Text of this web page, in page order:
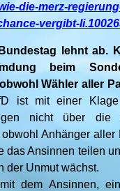
die-merz-
vergibt-
lehnt ab.
beim
Wähler aller
ist mit einer Klage
nicht über die
Anhänger aller
das Ansinnen teilen
der Unmut wächst.
dem Ansinnen,